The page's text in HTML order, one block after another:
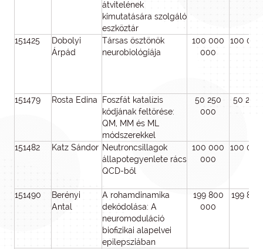
átvitelének
kimutatására szolgáló
eszköztár
151425
Dobolyi
Árpád
Társas ösztönök
neurobiológiája
100 000
000
100
151479 Rosta Edina
Foszfát katalízis
kódjának feltörése:
QM, MM és ML
módszerekkel
50 250
000
50 250
151482 Katz Sándor Neutroncsillagok
állapotegyenlete rács
QCD-ből
100 000
000
100
151490
Berényi
Antal
A rohamdinamika
dekódolása: A
neuromoduláció
biofizikai alapelvei
epilepsziában
199 800
000
199